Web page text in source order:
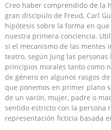
Creo haber comprendido de la
gran discípulo de Freud, Carl
hipótesis sobre la forma en
nuestra primera conciencia.
si el mecanismo de las mentes
teatro, según Jung las
principios morales tanto como
de género en algunos rasgos
que ponemos en primer plano
de un varón, mujer, padre o
sentido estricto con la persona
representación ficticia basada